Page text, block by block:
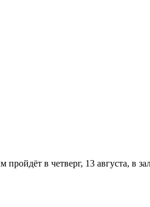
в четверг, 13 августа, в